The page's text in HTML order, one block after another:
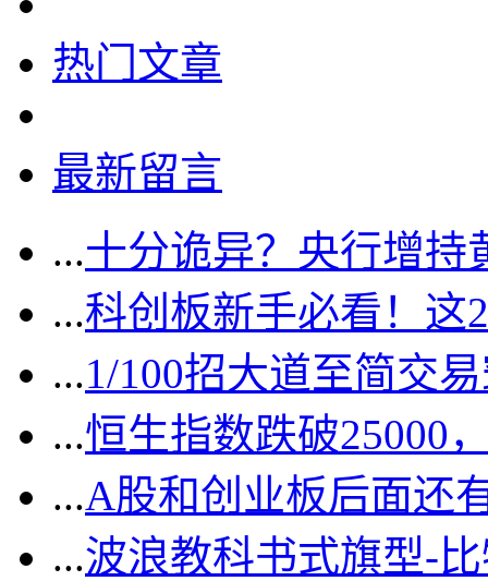
热门文章
最新留言
...十分诡异？央行增持
...科创板新手必看！这
...1/100招大道至简交
...恒生指数跌破25000
...A股和创业板后面还
...波浪教科书式旗型-